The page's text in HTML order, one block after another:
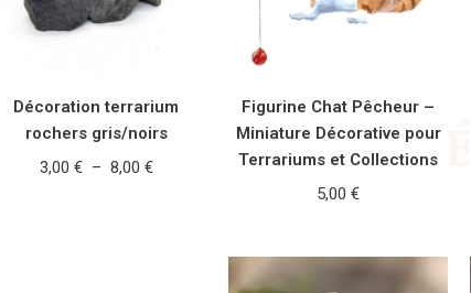
Décoration terrarium
rochers gris/noirs
3,00 € – 8,00 €
Figurine Chat Pêcheur –
Miniature Décorative pour
Terrariums et Collections
5,00€